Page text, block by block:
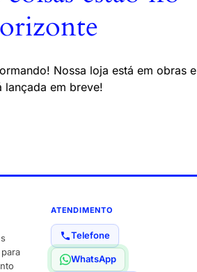
Nossa loja está em obras e
lançada em breve!
ATENDIMENTO
Telefone
WhatsApp